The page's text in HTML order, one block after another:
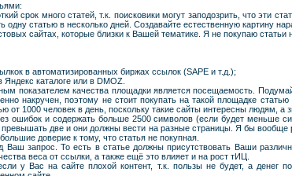
срок много статей, т.к. поисковики могут заподозрить, что эти
статью в несколько дней. Создавайте естественную картину
сайтах, которые близки к Вашей тематике. Я не покупаю статьи
в автоматизированных биржах ссылок (SAPE и т.д.);
каталоге или в DMOZ.
показателем качества площадки является посещаемость.
накручен, поэтому не стоит покупать на такой площадке
от 1000 человек в день, поскольку такие сайты интересны людям, а
ошибок и содержать больше 2500 символов (если будет меньше
две и они должны вести на разные страницы. Я бы вообще
доверие к тому, что статья не покупная.
Ваш запрос. То есть в статье должны присутствовать Ваши
веса от ссылки, а также ещё это влияет и на рост тИЦ.
у Вас на сайте плохой контент, т.к. пользы не будет, а денег